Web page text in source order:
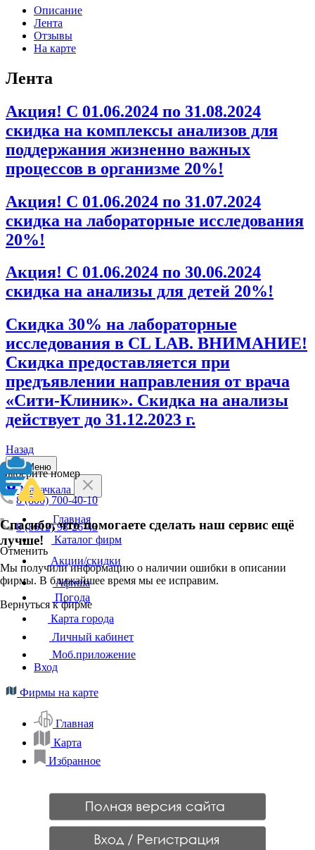
Описание
Лента
Отзывы
На карте
Лента
Акция! С 01.06.2024 по 31.08.2024
скидка на комплексы анализов для
поддержания жизненно важных
процессов в организме 20%!
Акция! С 01.06.2024 по 31.07.2024
скидка на лабораторные исследования
20%!
Акция! С 01.06.2024 по 30.06.2024
скидка на анализы для детей 20%!
Скидка 30% на лабораторные
исследования в CL LAB. ВНИМАНИЕ!
Скидка предоставляется при
предъявлении направления от врача
«Сити-Клиник». Скидка на анализы
действует до 31.12.2023 г.
Назад
Выберите номер
8 (800) 700-40-10
8 (8612) 98-26-43
Отменить
Спасибо, что помогаете сделать наш сервис ещё
лучше!
Мы получили информацию о наличии ошибки в описании
фирмы. В ближайшее время мы ее исправим.
Вернуться к фирме
Меню
Махачкала
Главная
Каталог фирм
Акции/скидки
Афиша
Погода
Карта города
Личный кабинет
Моб.приложение
Вход
Фирмы на карте
Главная
Карта
Избранное